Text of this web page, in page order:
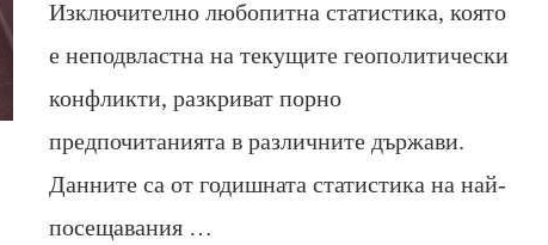
Изключително любопитна статистика, която
е неподвластна на текущите геополитически
конфликти, разкриват порно
предпочитанията в различните държави.
Данните са от годишната статистика на най-
посещавания …